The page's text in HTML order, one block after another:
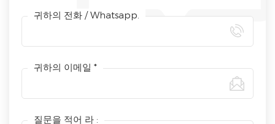
귀하의 전화 / Whatsapp.
귀하의 이메일 *
질문을 적어 라 :